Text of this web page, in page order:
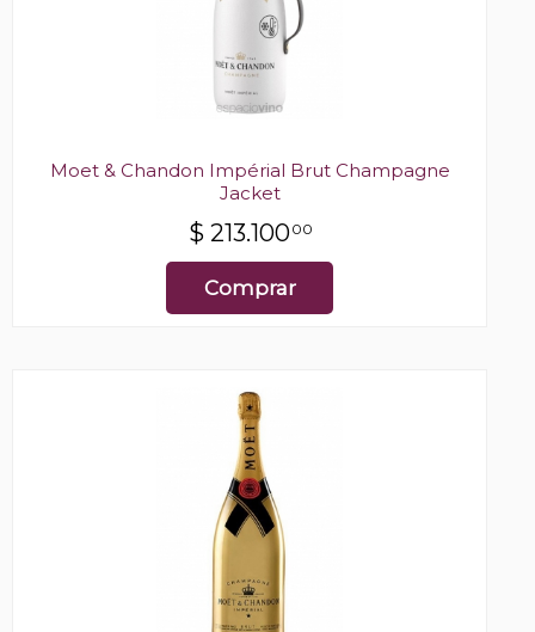
Moet & Chandon Impérial Brut Champagne
Jacket
$ 213.10000
Comprar